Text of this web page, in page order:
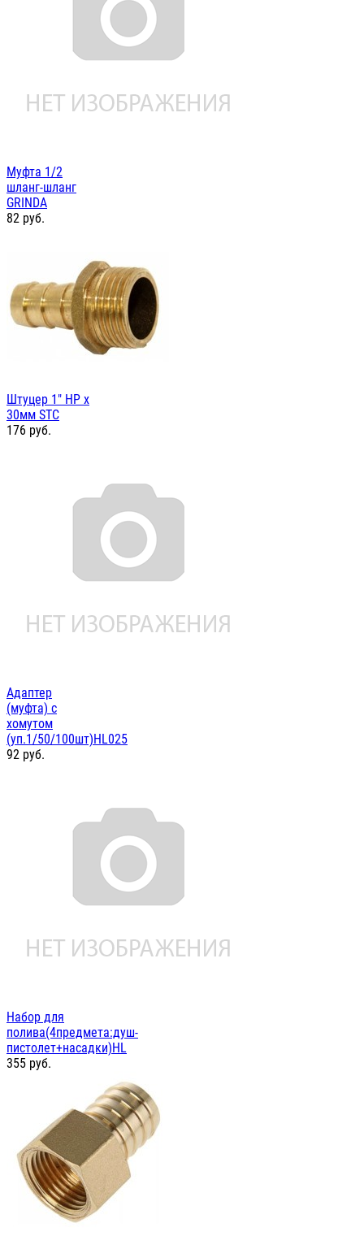
Муфта 1/2
шланг-шланг
GRINDA
82 руб.
Штуцер 1" НР х
30мм STC
176 руб.
Адаптер
(муфта) с
хомутом
(уп.1/50/100шт)HL025
92 руб.
Набор для
полива(4предмета:душ-
пистолет+насадки)HL
355 руб.